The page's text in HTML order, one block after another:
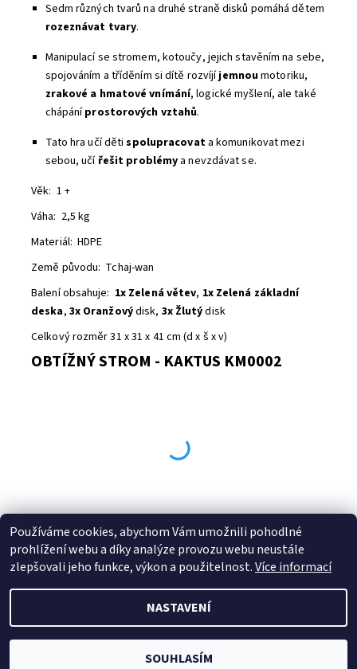
Sedm různých tvarů na druhé straně disků pomáhá dětem
rozeznávat tvary.
Manipulací se stromem, kotoučy, jejich stavěním na sebe,
spojováním a tříděním si dítě rozvíjíjemnoumotoriku,
zrakové a hmatové vnímání, logické myšlení, ale také
chápáníprostorových vztahů.
Tato hra učí dětispolupracovata komunikovat mezi
sebou, učí řešit problémy a nevzdávat se.
Věk: 1 +
Váha: 2,5 kg
Materiál: HDPE
Země původu: Tchaj-wan
Balení obsahuje: 1x Zelená větev, 1x Zelená základní
deska, 3x Oranžovýdisk, 3x Žlutýdisk
Celkový rozměr 31 x 31 x 41 cm (d x š x v)
OBTÍŽNÝ STROM - KAKTUS KM0002
Buďte první, kdo napíše příspěvek k této položce.
Přidat komentář
2026 © B.B. SPORT s.r.o., všechna práva vyhrazena
Vytvořil Shoptet
Používáme cookies, abychom Vám umožnili pohodlné
prohlížení webu a díky analýze provozu webu neustále
zlepšovali jeho funkce, výkon a použitelnost.Více informací
NASTAVENÍ
SOUHLASÍM